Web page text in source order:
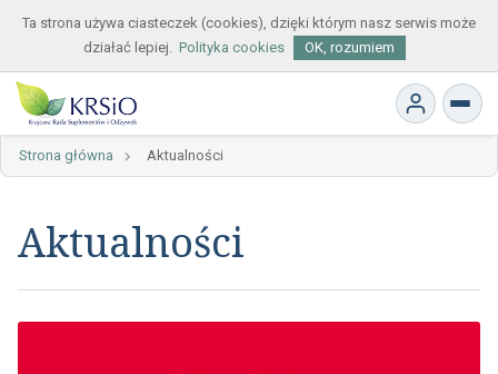
Ta strona używa ciasteczek (cookies), dzięki którym nasz serwis może
działać lepiej. Polityka cookies OK, rozumiem
Strona główna Aktualności
Aktualności